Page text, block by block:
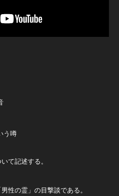
う噂
て記述する。
性の霊」の目撃談である。